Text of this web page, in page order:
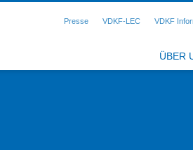
Presse VDKF-LEC VDKF
ÜBER